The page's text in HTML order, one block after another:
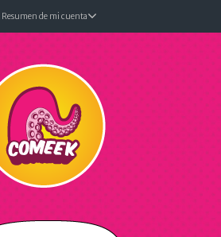
Resumen de mi cuenta